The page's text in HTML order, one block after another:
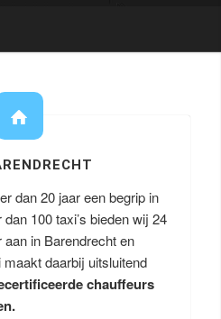
dan 20 jaar een begrip in
100 taxi’s bieden wij 24
in Barendrecht en
daarbij uitsluitend
chauffeurs